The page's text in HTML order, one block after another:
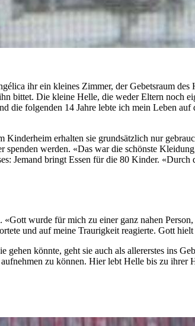
ihr ein kleines Zimmer, der Gebetsraum des
bittet. Die kleine Helle, die weder Eltern noch
die folgenden 14 Jahre lebte ich mein Leben
erhalten sie grundsätzlich nur
werden. «Das war die schönste
Jemand bringt Essen für die 80 Kinder. «Durch
wurde für mich zu einer ganz nahen
und auf meine Traurigkeit reagierte. Gott
könnte, geht sie auch als allererstes ins
zu können. Hier lebt Helle bis zu ihrer